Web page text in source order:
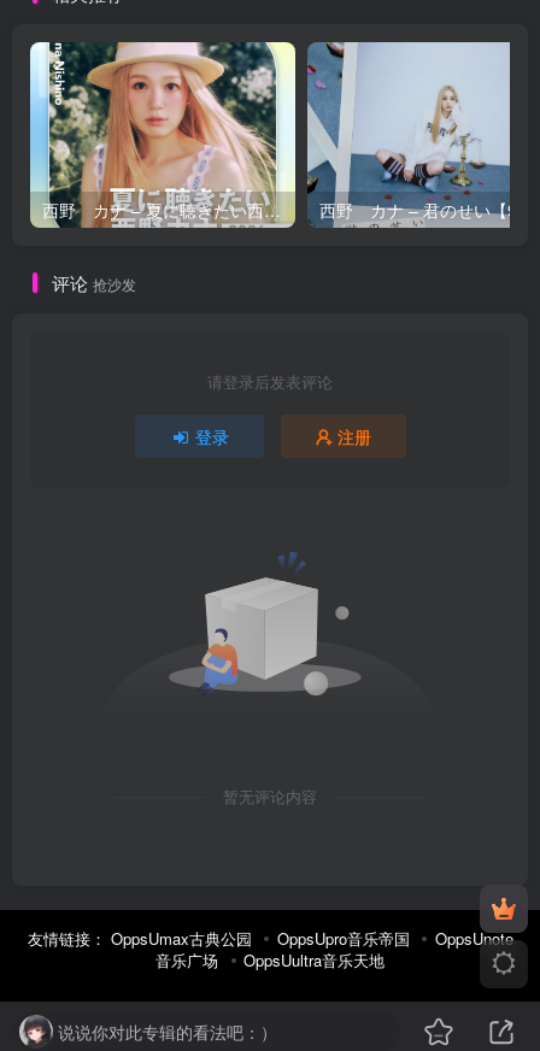
西野 カナ – 夏に聴きたい西野カナ2026【44.1kHz／16bit】日本区
评论 抢沙发
请登录后发表评论
登录 注册
暂无评论内容
友情链接： OppsUmax古典公园 OppsUpro音乐帝国
OppsUnote
音乐广场
OppsUultra音乐天地
说说你对此专辑的看法吧：）